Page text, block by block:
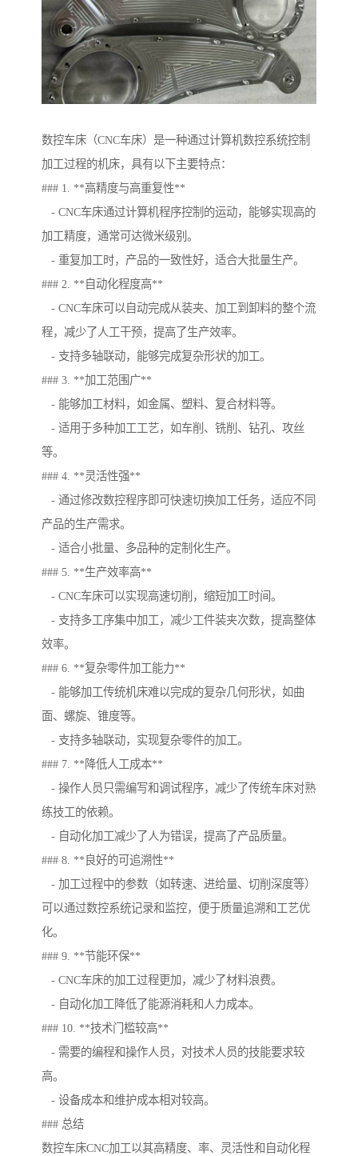
数控车床（CNC车床）是一种通过计算机数控系统控制
加工过程的机床，具有以下主要特点：
### 1. **高精度与高重复性**
- CNC车床通过计算机程序控制的运动，能够实现高的
加工精度，通常可达微米级别。
- 重复加工时，产品的一致性好，适合大批量生产。
### 2. **自动化程度高**
- CNC车床可以自动完成从装夹、加工到卸料的整个流
程，减少了人工干预，提高了生产效率。
- 支持多轴联动，能够完成复杂形状的加工。
### 3. **加工范围广**
- 能够加工材料，如金属、塑料、复合材料等。
- 适用于多种加工工艺，如车削、铣削、钻孔、攻丝
等。
### 4. **灵活性强**
- 通过修改数控程序即可快速切换加工任务，适应不同
产品的生产需求。
- 适合小批量、多品种的定制化生产。
### 5. **生产效率高**
- CNC车床可以实现高速切削，缩短加工时间。
- 支持多工序集中加工，减少工件装夹次数，提高整体
效率。
### 6. **复杂零件加工能力**
- 能够加工传统机床难以完成的复杂几何形状，如曲
面、螺旋、锥度等。
- 支持多轴联动，实现复杂零件的加工。
### 7. **降低人工成本**
- 操作人员只需编写和调试程序，减少了传统车床对熟
练技工的依赖。
- 自动化加工减少了人为错误，提高了产品质量。
### 8. **良好的可追溯性**
- 加工过程中的参数（如转速、进给量、切削深度等）
可以通过数控系统记录和监控，便于质量追溯和工艺优
化。
### 9. **节能环保**
- CNC车床的加工过程更加，减少了材料浪费。
- 自动化加工降低了能源消耗和人力成本。
### 10. **技术门槛较高**
- 需要的编程和操作人员，对技术人员的技能要求较
高。
- 设备成本和维护成本相对较高。
### 总结
数控车床CNC加工以其高精度、率、灵活性和自动化程